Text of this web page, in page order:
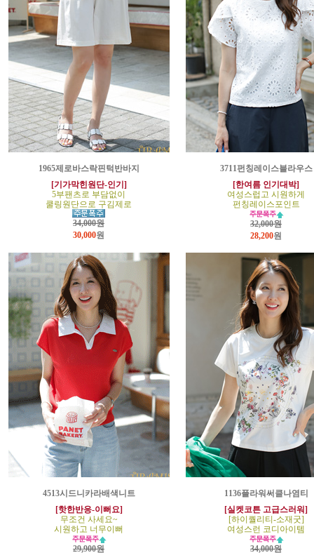
1965제로바스락핀턱반바지
[기가막힌원단-인기]
5부팬츠로 부담없이
쿨링원단으로 구김제로
34,000원
30,000원
3711펀칭레이스블라우스
[한여름 인기대박]
여성스럽고 시원하게
펀칭레이스포인트
32,000원
28,200원
4513시드니카라배색니트
[핫한반응-이뻐요]
무조건 사세요~
시원하고 너무이뻐
29,900원
1136플라워써클나염티
[실켓코튼 고급스러워]
[하이퀄리티-소재굿]
여성스런 코디아이템
34,000원